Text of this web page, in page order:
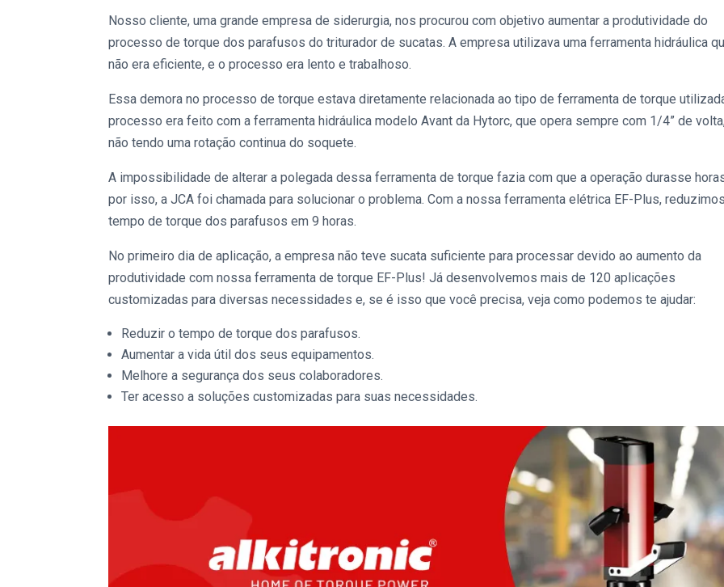
Nosso cliente, uma grande empresa de siderurgia, nos procurou com objetivo aumentar a produtividade do
processo de torque dos parafusos do triturador de sucatas. A empresa utilizava uma ferramenta hidráulica
não era eficiente, e o processo era lento e trabalhoso.
Essa demora no processo de torque estava diretamente relacionada ao tipo deferramenta de torque
processo era feito com a ferramenta hidráulica modelo Avant da Hytorc, que opera sempre com 1/4” de
não tendo uma rotação continua do soquete.
A impossibilidade de alterar a polegada dessaferramenta de torque fazia com que a operação durasse
por isso, a JCA foi chamada para solucionar o problema. Com a nossa ferramenta elétrica EF-Plus,
tempo de torque dos parafusos em 9 horas.
No primeiro dia de aplicação, a empresa não teve sucata suficiente para processar devido ao aumento da
produtividade com nossaferramenta de torque EF-Plus! Já desenvolvemos mais de 120 aplicações
customizadas para diversas necessidades e, se é isso que você precisa, veja como podemos te ajudar:
Reduzir o tempo de torque dos parafusos.
Aumentar a vida útil dos seus equipamentos.
Melhore a segurança dos seus colaboradores.
Ter acesso a soluções customizadas para suas necessidades.